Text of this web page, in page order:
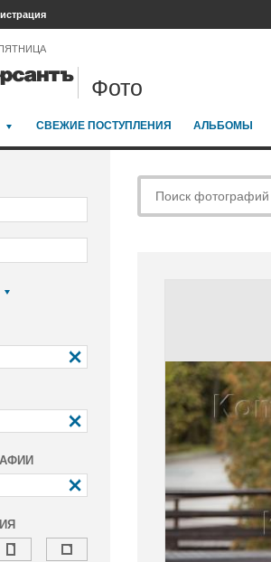
Фото
СВЕЖИЕ ПОСТУПЛЕНИЯ АЛЬБОМЫ